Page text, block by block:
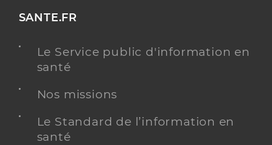
SANTE.FR
Le Service public d'information en
santé
Nos missions
Le Standard de l’information en
santé